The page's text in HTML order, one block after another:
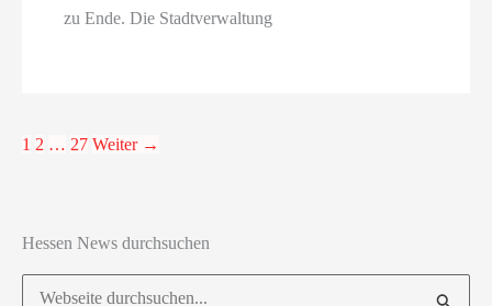
zu Ende. Die Stadtverwaltung
1 2 … 27 Weiter →
Hessen News durchsuchen
Suchen